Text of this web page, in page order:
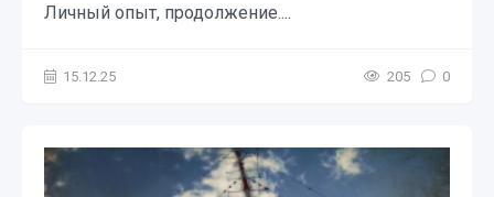
Личный опыт, продолжение....
15.12.25 205 0